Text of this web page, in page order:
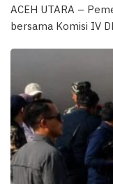
ACEH UTARA –
bersama Komisi IV